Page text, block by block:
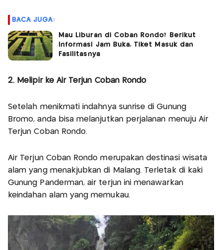
BACA JUGA:
Mau Liburan di Coban Rondo? Berikut
Informasi Jam Buka, Tiket Masuk dan
Fasilitasnya
2. Melipir ke Air Terjun Coban Rondo
Setelah menikmati indahnya sunrise di Gunung
Bromo, anda bisa melanjutkan perjalanan menuju Air
Terjun Coban Rondo.
Air Terjun Coban Rondo merupakan destinasi wisata
alam yang menakjubkan di Malang. Terletak di kaki
Gunung Panderman, air terjun ini menawarkan
keindahan alam yang memukau.